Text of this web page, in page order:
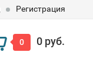
Регистрация
0 0 руб.